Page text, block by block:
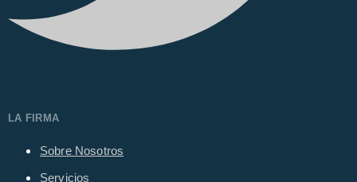
LA FIRMA
Sobre Nosotros
Servicios